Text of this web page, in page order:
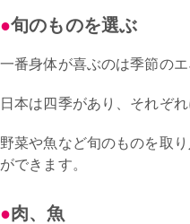
旬のものを選ぶ
一番身体が喜ぶのは季節の
日本は四季があり、それぞ
野菜や魚など旬のものを取
ができます。
肉、魚